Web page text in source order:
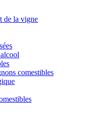
de la vigne
comestibles